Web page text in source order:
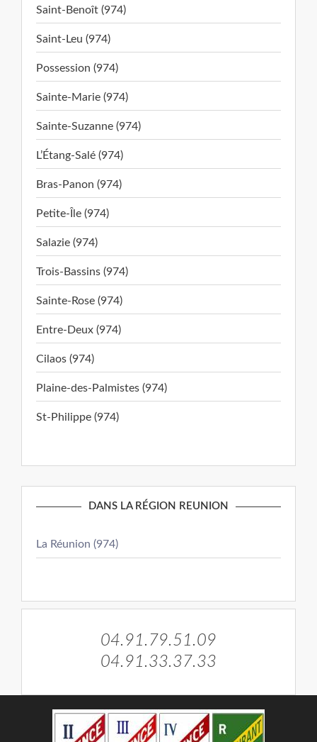
Saint-Benoît (974)
Saint-Leu (974)
Possession (974)
Sainte-Marie (974)
Sainte-Suzanne (974)
L’Étang-Salé (974)
Bras-Panon (974)
Petite-Île (974)
Salazie (974)
Trois-Bassins (974)
Sainte-Rose (974)
Entre-Deux (974)
Cilaos (974)
Plaine-des-Palmistes (974)
St-Philippe (974)
DANS LA RÉGION REUNION
La Réunion (974)
04.91.79.51.09
04.91.33.37.33